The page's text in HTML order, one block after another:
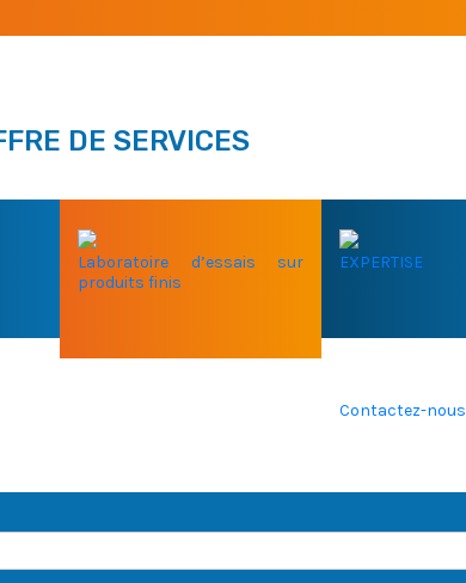
DE SERVICES
Laboratoire d’essais sur
produits finis
EXPERTISE
Contactez-nous